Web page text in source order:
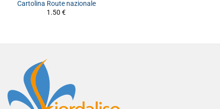
Cartolina Route nazionale
1.50 €